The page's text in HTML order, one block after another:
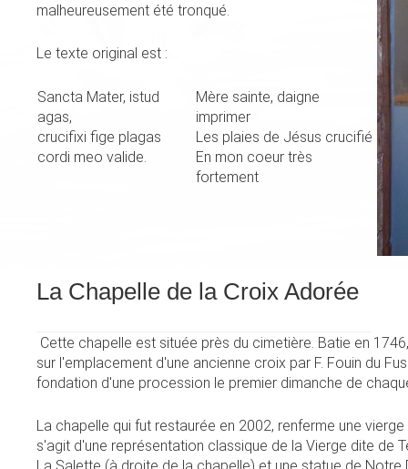
malheureusement été tronqué.
Le texte original est :
Sancta Mater, istud
agas,
crucifixi fige plagas
cordi meo valide.
Mère sainte, daigne
imprimer
Les plaies de Jésus crucifié
En mon coeur très
fortement
La Chapelle de la Croix Adorée
Cette chapelle est située près du cimetière. Batie en
sur l'emplacement d'une ancienne croix par F. Fouin du
fondation d'une procession le premier dimanche de
La chapelle qui fut restaurée en 2002, renferme une
s'agit d'une représentation classique de la Vierge dite de
La Salette (à droite de la chapelle) et une statue de